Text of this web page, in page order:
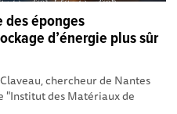
des éponges
d’énergie plus sûr
chercheur de Nantes
"Institut des Matériaux de